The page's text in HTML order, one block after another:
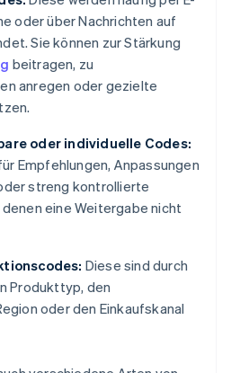
oder über Nachrichten auf
Sie können zur Stärkung
beitragen, zu
anregen oder gezielte
oder individuelle Codes:
Empfehlungen, Anpassungen
streng kontrollierte
eine Weitergabe nicht
Diese sind durch
Produkttyp, den
oder den Einkaufskanal